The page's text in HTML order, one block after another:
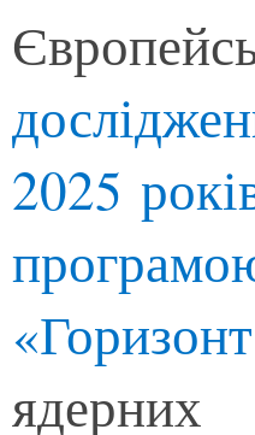
2025
ядерних